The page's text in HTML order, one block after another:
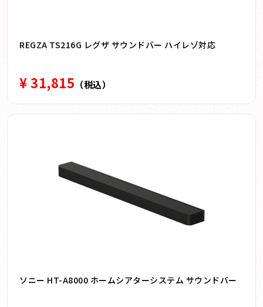
REGZA TS216G レグザ サウンドバー ハイレゾ対応
¥ 31,815 （税込）
ソニー HT-A8000 ホームシアターシステム サウンドバー